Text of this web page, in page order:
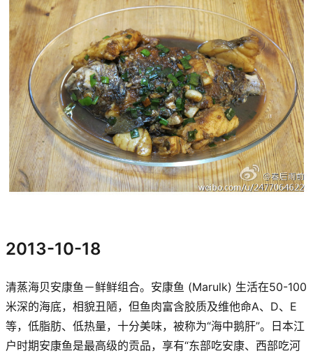
2013-10-18
清蒸海贝安康鱼－鲜鲜组合。安康鱼 (Marulk) 生活在50-100
米深的海底，相貌丑陋，但鱼肉富含胶质及维他命A、D、E
等，低脂肪、低热量，十分美味，被称为“海中鹅肝”。日本江
户时期安康鱼是最高级的贡品，享有“东部吃安康、西部吃河